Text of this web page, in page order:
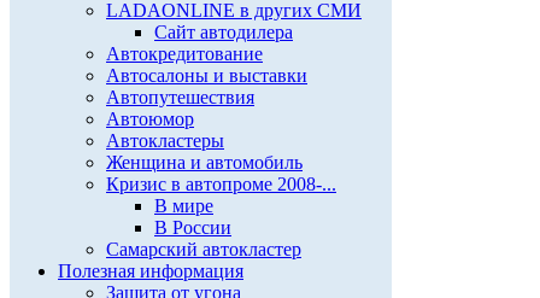
LADAONLINE в других СМИ
Сайт автодилера
Автокредитование
Автосалоны и выставки
Автопутешествия
Автоюмор
Автокластеры
Женщина и автомобиль
Кризис в автопроме 2008-...
В мире
В России
Самарский автокластер
Полезная информация
Защита от угона